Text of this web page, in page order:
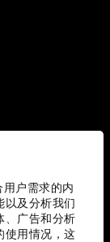
户需求的内
以及分析我们
、广告和分析
使用情况，这